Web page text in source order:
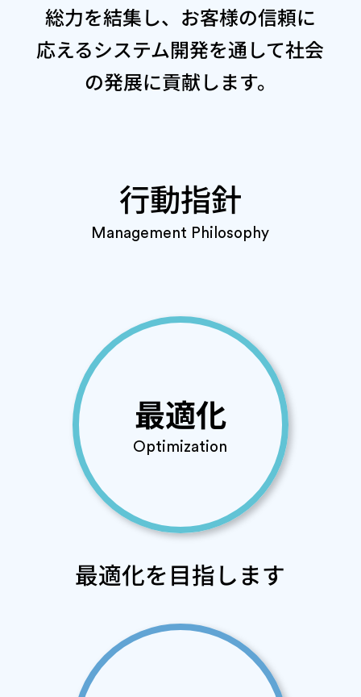
総力を結集し、お客様の信頼に
応えるシステム開発を通して社会
の発展に貢献します。
行動指針
Management Philosophy
最適化
Optimization
最適化を目指します